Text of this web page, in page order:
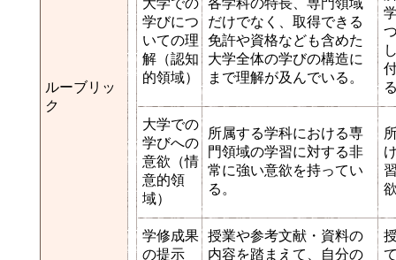
ルーブリッ
ク
大学での
学びにつ
いての理
解（認知
的領域）
各学科の特長、専門領域
だけでなく、取得できる
免許や資格なども含めた
大学全体の学びの構造に
まで理解が及んでいる。
大学での
学びへの
意欲（情
意的領
域）
所属する学科における専
門領域の学習に対する非
常に強い意欲を持ってい
る。
学修成果
の提示
授業や参考文献・資料の
内容を踏まえて、自分の